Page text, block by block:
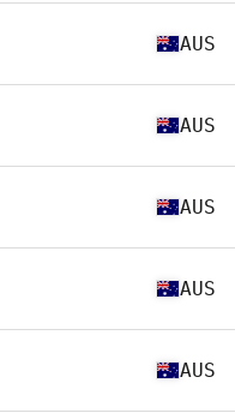
AUS
AUS
AUS
AUS
AUS